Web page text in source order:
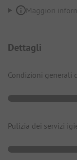
Maggiori
Dettagli
Condizioni generali
Pulizia dei servizi